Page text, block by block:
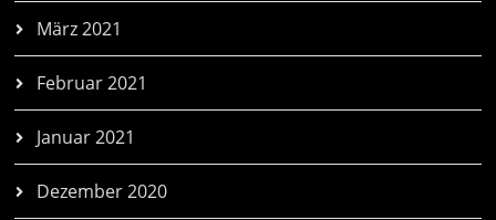
März 2021
Februar 2021
Januar 2021
Dezember 2020